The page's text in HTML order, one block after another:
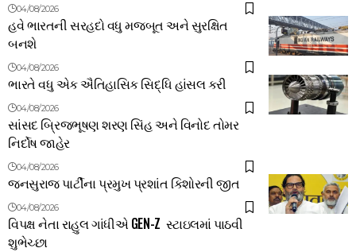
04/08/2026
હવે ભારતની સરહદો વધુ મજબૂત અને સુરક્ષિત
બનશે
04/08/2026
ભારતે વધુ એક ઐતિહાસિક સિદ્ધિ હાંસલ કરી
04/08/2026
સાંસદ બ્રિજભૂષણ શરણ સિંહ અને વિનોદ તોમર
નિર્દોષ જાહેર
04/08/2026
જનસુરાજ પાર્ટીના પ્રમુખ પ્રશાંત કિશોરની જીત
04/08/2026
વિપક્ષ નેતા રાહુલ ગાંધીએ GEN-Z સ્ટાઇલમાં પાઠવી
શુભેચ્છા